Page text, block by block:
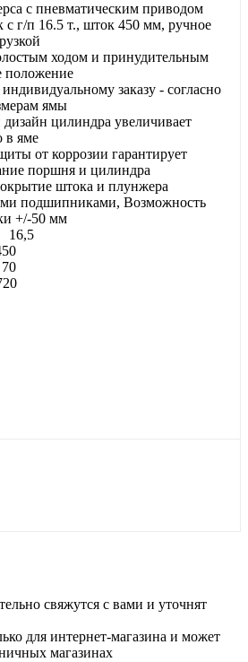
с пневматическим приводом
г/п 16.5 т., шток 450 мм, ручное
ходом и принудительным
положение
заказу - cогласно
ямы
цилиндра увеличивает
в яме
от коррозии гарантирует
поршня и цилиндра
штока и плунжера
подшипниками, Возможность
+/-50 мм
16,5
свяжутся с вами и уточнят
для интернет-магазина и может
магазинах